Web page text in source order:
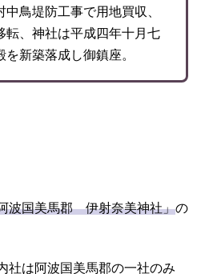
鳥堤防工事で用地買収、
転、神社は平成四年十月七
新築落成し御鎮座。
波国美馬郡 伊射奈美神社」の
社は阿波国美馬郡の一社のみ